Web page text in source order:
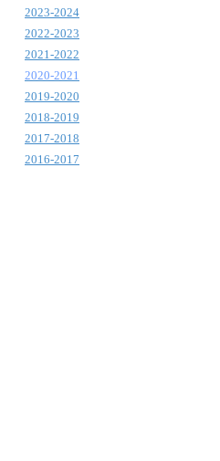
2023-2024
2022-2023
2021-2022
2020-2021
2019-2020
2018-2019
2017-2018
2016-2017